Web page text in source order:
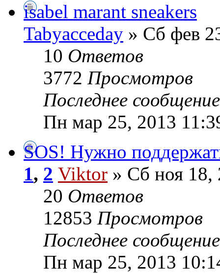
isabel marant sneakers
Tabyacceday » Сб фев
10 Ответов
3772 Просмотров
Последнее
Пн мар 25, 2013
SOS! Нужно
1, 2 Viktor » Сб ноя 18,
20 Ответов
12853 Просмотров
Последнее
Пн мар 25, 2013